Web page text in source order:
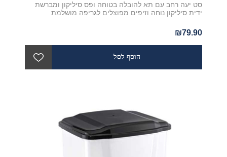
סט יעה רחב עם תא להובלה בטוחה ופס סיליקון ומברשת
ידית סיליקון נוחה וזיפים מפוצלים לגריפה מושלמת
₪79.90